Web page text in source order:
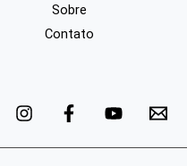
Sobre
Contato